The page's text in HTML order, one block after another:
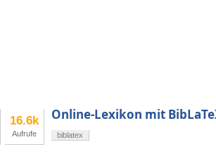
16.6k
Aufrufe
Online-Lexikon mit
biblatex